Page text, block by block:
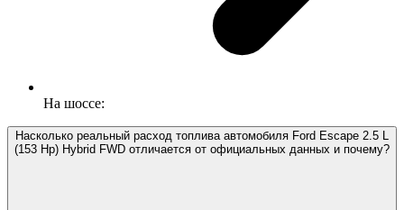
На шоссе:
Насколько реальный расход топлива автомобиля Ford Escape 2.5 L
(153 Hp) Hybrid FWD отличается от официальных данных и почему?